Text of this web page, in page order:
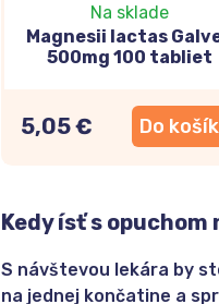
Na sklade
Magnesii lactas
500mg 100 tabliet
5,05 € Do
Kedy ísť s opuchom
S návštevou lekára by
na jednej končatine a